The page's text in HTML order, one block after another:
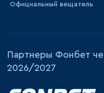
Официальный вещатель
Партнеры Фонбет
2026/2027